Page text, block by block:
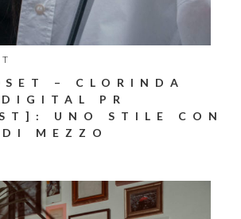
– CLORINDA
PR
UNO STILE CON
MEZZO